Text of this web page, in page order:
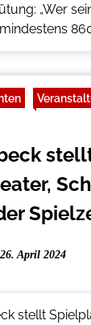
„Wer
26. April 2024